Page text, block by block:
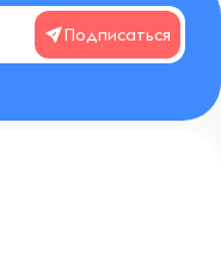
Подписаться